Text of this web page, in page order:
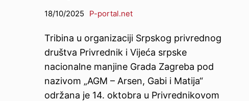
18/10/2025 P-portal.net
Tribina u organizaciji Srpskog privrednog
društva Privrednik i Vijeća srpske
nacionalne manjine Grada Zagreba pod
nazivom „AGM – Arsen, Gabi i Matija“
održana je 14. oktobra u Privrednikovom